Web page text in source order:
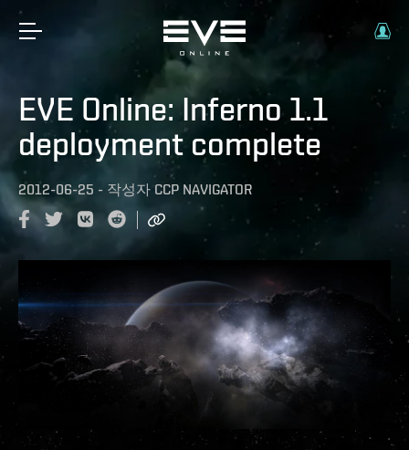
EVE Online: Inferno 1.1
deployment complete
2012-06-25 - 작성자 CCP NAVIGATOR